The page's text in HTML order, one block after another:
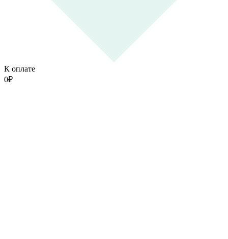
К оплате
0₽